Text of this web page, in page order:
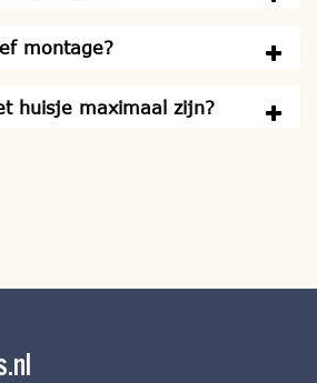
montage?
huisje maximaal zijn?